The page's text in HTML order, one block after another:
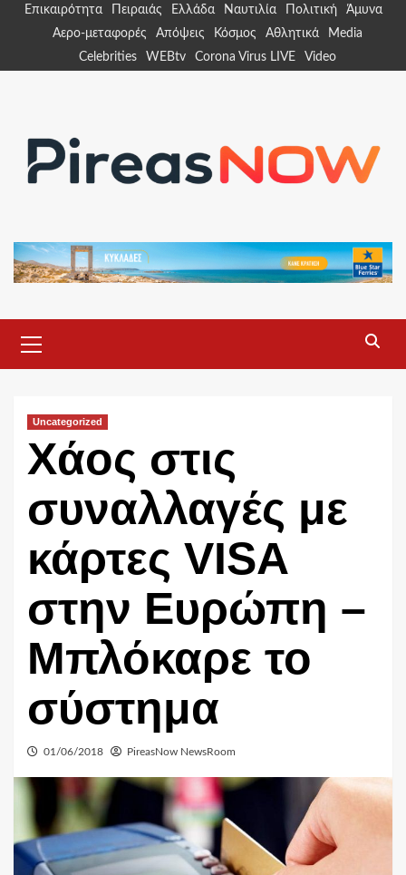
Επικαιρότητα Πειραιάς Ελλάδα Ναυτιλία Πολιτική
Άμυνα
Αερο-μεταφορές
Απόψεις Κόσμος Αθλητικά
Media
Celebrities
WEBtv Corona Virus LIVE Video
Menu
Uncategorized
Χάος στις
συναλλαγές με
κάρτες VISA
στην Ευρώπη –
Μπλόκαρε το
σύστημα
01/06/2018 PireasNow NewsRoom